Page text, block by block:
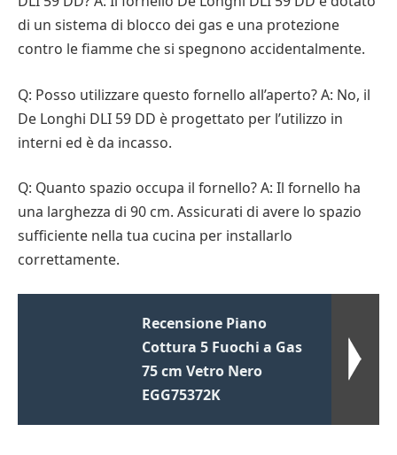
di un sistema di blocco dei gas e una protezione
contro le fiamme che si spegnono accidentalmente.
Q: Posso utilizzare questo fornello all’aperto? A: No, il
De Longhi DLI 59 DD è progettato per l’utilizzo in
interni ed è da incasso.
Q: Quanto spazio occupa il fornello? A: Il fornello ha
una larghezza di 90 cm. Assicurati di avere lo spazio
sufficiente nella tua cucina per installarlo
correttamente.
Recensione Piano
Cottura 5 Fuochi a Gas
75 cm Vetro Nero
EGG75372K